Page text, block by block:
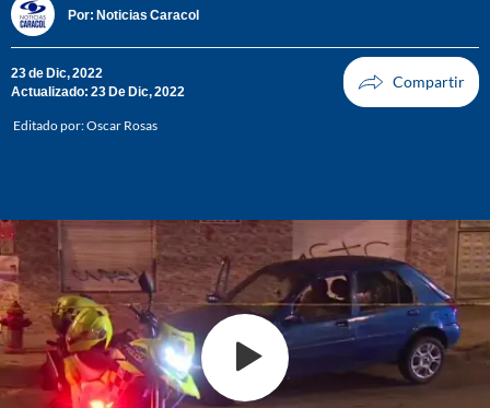
Por: Noticias Caracol
23 de Dic, 2022
Actualizado: 23 De Dic, 2022
Editado por:Oscar Rosas